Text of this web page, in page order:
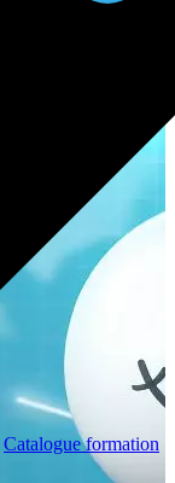
Catalogue formation